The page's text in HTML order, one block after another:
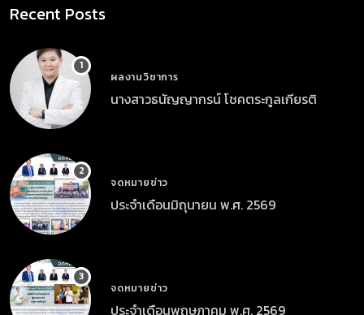
Recent Posts
ผลงานวิชาการ
นางสาวธนัญญากรน์ โชคตระกูลเกียรติ
จดหมายข่าว
ประจำเดือนมิถุนายน พ.ศ. 2569
จดหมายข่าว
ประจำเดือนพฤษภาคม พ.ศ. 2569